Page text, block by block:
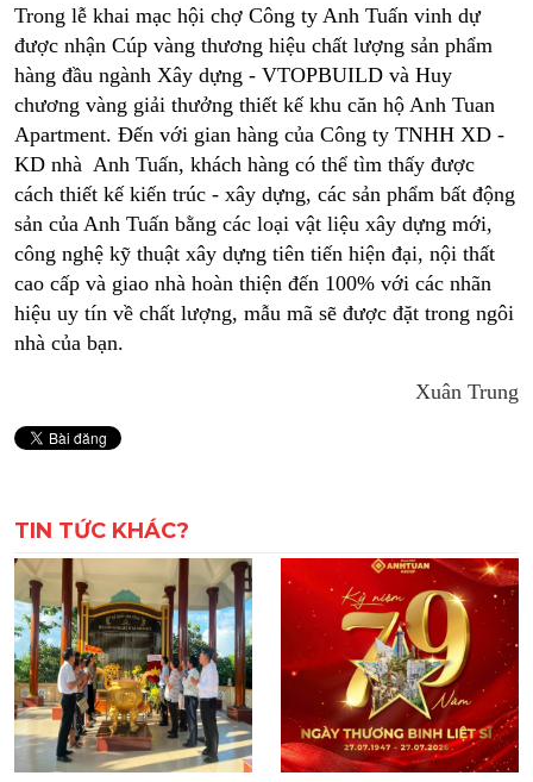
Trong lễ khai mạc hội chợ Công ty Anh Tuấn vinh dự
được nhận Cúp vàng thương hiệu chất lượng sản phẩm
hàng đầu ngành Xây dựng - VTOPBUILD và Huy
chương vàng giải thưởng thiết kế khu căn hộ Anh Tuan
Apartment. Đến với gian hàng của Công ty TNHH XD -
KD nhà Anh Tuấn, khách hàng có thể tìm thấy được
cách thiết kế kiến trúc - xây dựng, các sản phẩm bất động
sản của Anh Tuấn bằng các loại vật liệu xây dựng mới,
công nghệ kỹ thuật xây dựng tiên tiến hiện đại, nội thất
cao cấp và giao nhà hoàn thiện đến 100% với các nhãn
hiệu uy tín về chất lượng, mẫu mã sẽ được đặt trong ngôi
nhà của bạn.
Xuân Trung
TIN TỨC KHÁC?